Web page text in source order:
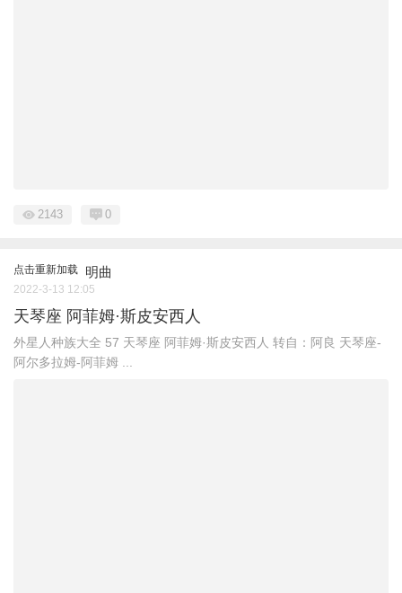
2143 0
点击重新加载 明曲
2022-3-13 12:05
天琴座 阿菲姆·斯皮安西人
外星人种族大全 ​57 天琴座 阿菲姆·斯皮安西人 转自：阿良 天琴座-
阿尔多拉姆-阿菲姆 ...